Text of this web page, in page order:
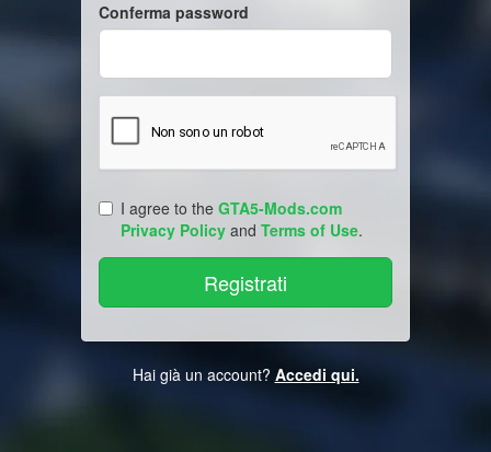
Conferma password
I agree to the GTA5-Mods.com
Privacy Policy and Terms of Use.
Hai già un account? Accedi qui.